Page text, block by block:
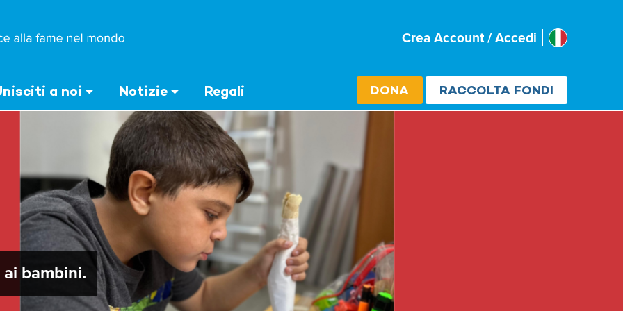
Crea Account / Accedi Select
Italia
a noi Notizie Regali DONA RACCOLTA FONDI
bambini.